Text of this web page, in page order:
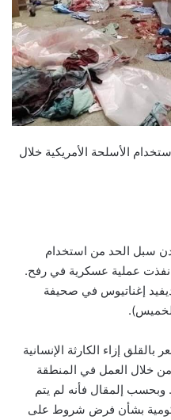
الأسلحة الأمريكية خلال
سبل الحد من استخدام
نفذت عملية عسكرية في رفح.
إغناتيوس في صحيفة
إزاء الكارثة الإنسانية
خلال العمل في المنطقة
إلمقال فأنه لم يتم
بشأن فرض شروط على